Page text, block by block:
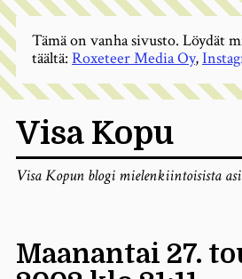
Visa Kopu
Visa Kopun blogi mielenkiintoisista
Maanantai 27.
Tämä on vanha sivusto. Löydät
täältä: Roxeteer Media Oy,